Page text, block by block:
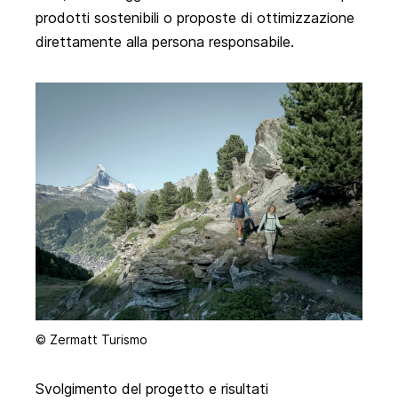
prodotti sostenibili o proposte di ottimizzazione
direttamente alla persona responsabile.
© Zermatt Turismo
Svolgimento del progetto e risultati